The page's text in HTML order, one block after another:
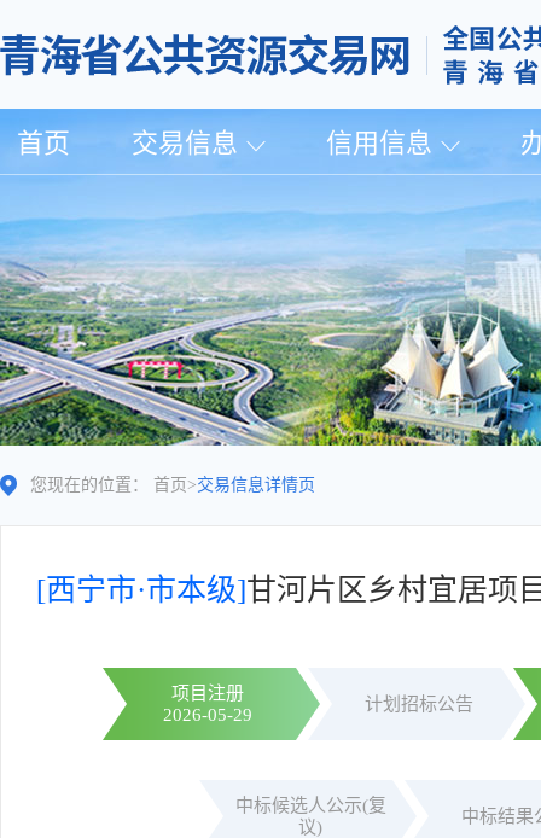
首页 交易信息 信用信息
您现在的位置： 首页 >交易信息详情页
[西宁市·市本级]甘河片区乡村宜居项
项目注册
2026-05-29
计划招标公告
中标候选人公示(复
议)
中标结果